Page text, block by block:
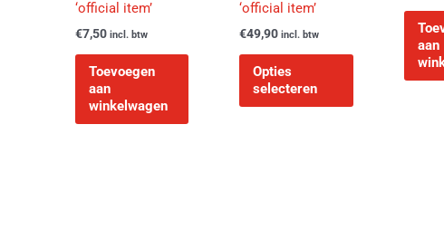
‘official item’
€7,50 incl. btw
Toevoegen
aan
winkelwagen
‘official item’
€49,90 incl. btw
Opties
selecteren
productpagina
aan